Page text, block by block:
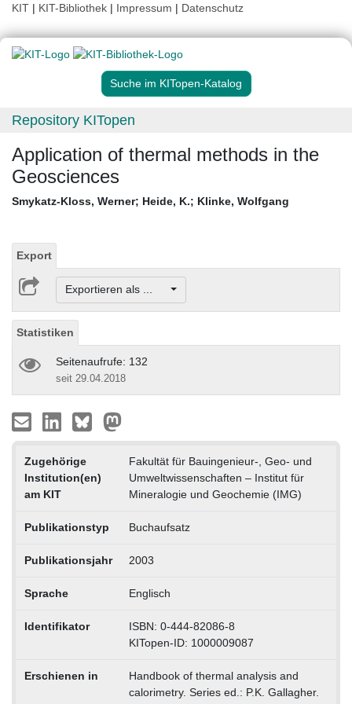
KIT | KIT-Bibliothek | Impressum | Datenschutz
Suche im KITopen-Katalog
Repository KITopen
Application of thermal methods in the
Geosciences
Smykatz-Kloss, Werner; Heide, K.; Klinke, Wolfgang
Export
Exportieren als ...
Statistiken
Seitenaufrufe: 132
seit 29.04.2018
Zugehörige
Institution(en)
am KIT
Fakultät für Bauingenieur-, Geo- und
Umweltwissenschaften – Institut für
Mineralogie und Geochemie (IMG)
Publikationstyp Buchaufsatz
Publikationsjahr 2003
Sprache Englisch
Identifikator
ISBN: 0-444-82086-8
KITopen-ID: 1000009087
Erschienen in
Handbook of thermal analysis and
calorimetry. Series ed.: P.K. Gallagher.